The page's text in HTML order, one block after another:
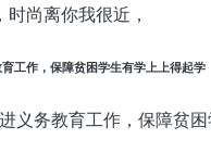
时尚离你我很近，
工作，保障贫困学生有学上上得起学